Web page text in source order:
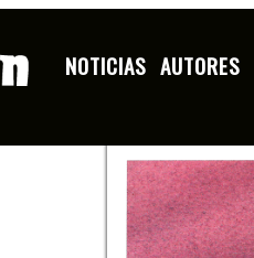
NOTICIAS AUTORES